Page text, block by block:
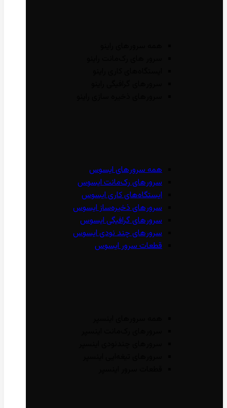
همه سرور‌های ایسوس
سرور‌های رک‌مانت ایسوس
ایستگاه‌های کاری ایسوس
سرور‌های ذخیره‌ساز ایسوس
سرور‌های گرافیگی ایسوس
سرور‌های چند نودی ایسوس
قطعات سرور ایسوس